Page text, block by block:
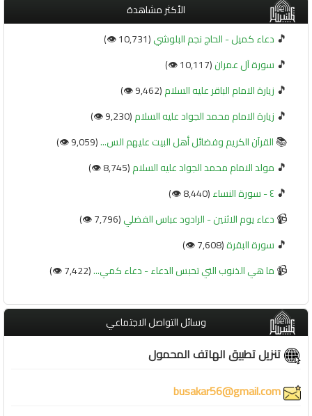
الأكثر مشاهدة
🎵 دعاء كميل - الحاج نجم البلوشي(10,731 👁️)
🎵 سورة آل عمران(10,117 👁️)
🎵 زيارة الامام الباقر عليه السلام(9,462 👁️)
🎵 زيارة الامام محمد الجواد عليه السلام(9,230 👁️)
📚القرآن الكريم وفضائل أهل البيت عليهم الس...(9,059 👁️)
🎵 مولد الامام محمد الجواد عليه السلام(8,745 👁️)
🎵 ٤ - سورة النساء (8,440 👁️)
📹دعاء يوم الاثنين - الرادود عباس الفضلي(7,796 👁️)
🎵 سورة البقرة(7,608 👁️)
📹ما هي الذنوب التي تحبس الدعاء - دعاء كمي...(7,422 👁️)
وسائل التواصل الاجتماعي
تنزيل تطبيق الهاتف المحمول